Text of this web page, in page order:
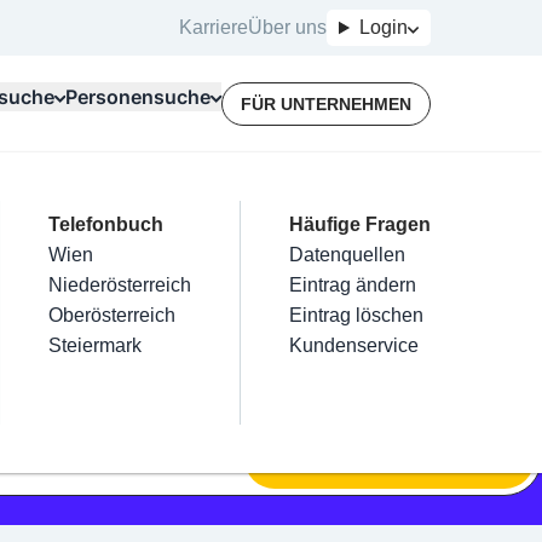
KarriereÜber uns Login
Kategorien
Friseur
Nägel
Haarentfernung
Make-Up
Für Unternehmer
Terminbuchung
Kostenlose Beratung
Top Branchen
Elektriker
Installateure
Maler & Lackierer
Branchen A-Z
Mein Firmeneintrag
Eintrag hinzufügen
Eintrag beanspruchen
Eintrag verwalten
Eintrag bewerben
Personensuche
Telefonbuch
Wien
Niederösterreich
Oberösterreich
Steiermark
Häufige Fragen
Datenquellen
Eintrag ändern
Eintrag löschen
Kundenservice
FÜR UNTERNEHMEN